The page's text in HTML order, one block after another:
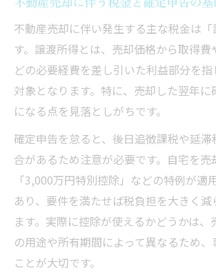
不動産売却に伴い発生する主な税金は
す。譲渡所得とは、売却価格から取得費
どの必要経費を差し引いた利益部分を
対象となります。特に、売却した翌年
になる点を見落としがちです。
確定申告を怠ると、後日追徴課税や延
合があるため注意が必要です。自宅を売
「3,000万円特別控除」などの特例が適
あり、要件を満たせば税負担を大きく減
ます。実際に控除が使えるかどうかは、
の用途や所有期間によって異なるため、
ことが大切です。